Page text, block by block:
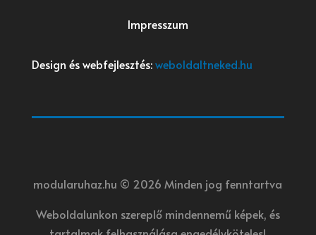
Impresszum
Design és webfejlesztés:weboldaltneked.hu
modularuhaz.hu © 2026 Minden jog fenntartva
Weboldalunkon szereplő mindennemű képek, és